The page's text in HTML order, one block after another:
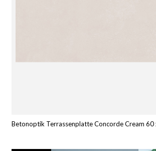
Betonoptik Terrassenplatte Concorde Cream 60